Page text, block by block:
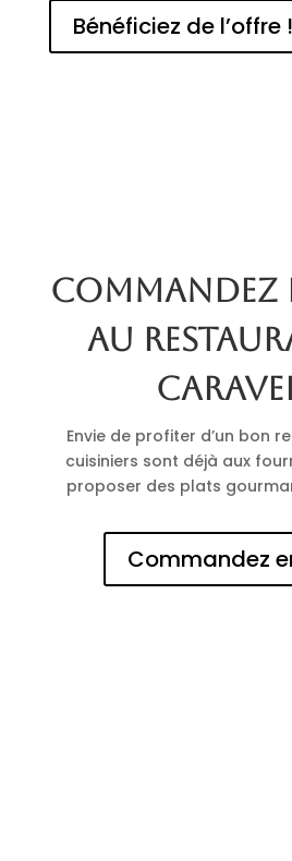
Bénéficiez de l’offre !
au
Envie de profiter d’un bon
cuisiniers sont déjà aux
proposer des plats
Commandez